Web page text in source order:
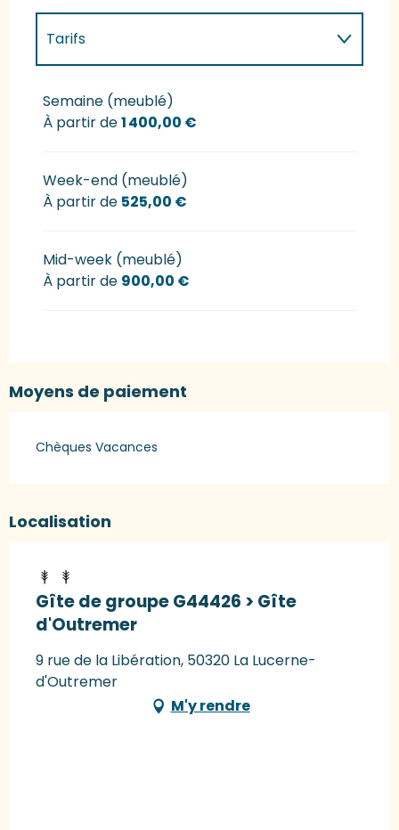
Tarifs
Tarifs 2027
Semaine (meublé)
À partir de1 400,00 €
Week-end (meublé)
À partir de 525,00 €
Mid-week (meublé)
À partir de 900,00 €
Moyens de paiement
Chèques Vacances
Localisation
Gîte de groupe G44426 > Gîte
d'Outremer
9 rue de la Libération, 50320 La Lucerne-
d'Outremer
M'y rendre